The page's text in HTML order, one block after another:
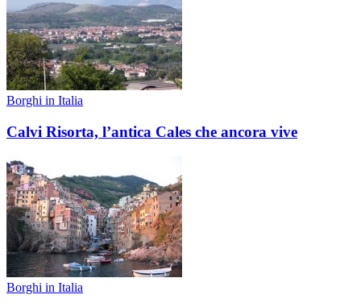
Borghi in Italia
Calvi Risorta, l’antica Cales che ancora vive
Borghi in Italia